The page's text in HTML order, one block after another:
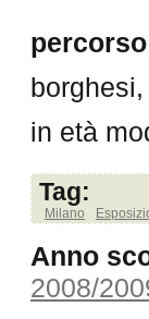
in età
Tag:
Milano
Anno
2008/